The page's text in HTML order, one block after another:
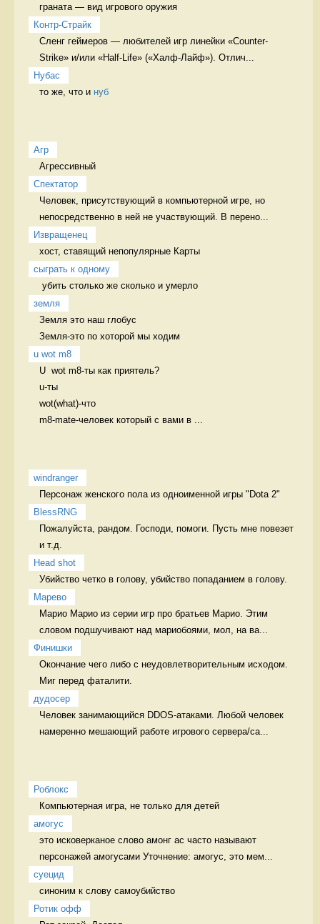
граната — вид игрового оружия
Контр-Страйк
Сленг геймеров — любителей игр линейки «Counter-
Strike» и/или «Half-Life» («Халф-Лайф»). Отлич...
Нубас
то же, что и нуб
Агр
Агрессивный
Спектатор
Человек, присутствующий в компьютерной игре, но
непосредственно в ней не участвующий. В перено...
Извращенец
хост, ставящий непопулярные Карты
сыграть к одному
убить столько же сколько и умерло
земля
Земля это наш глобус
Земля-это по хоторой мы ходим
u wot m8
U  wot m8-ты как приятель?
u-ты
wot(what)-что
m8-mate-человек который с вами в ...
windranger
Персонаж женского пола из одноименной игры "Dota 2"
BlessRNG
Пожалуйста, рандом. Господи, помоги. Пусть мне повезет
и т.д.
Head shot
Убийство четко в голову, убийство попаданием в голову.
Марево
Марио Марио из серии игр про братьев Марио. Этим
словом подшучивают над мариобоями, мол, на ва...
Финишки
Окончание чего либо с неудовлетворительным исходом.
Миг перед фаталити.
дудосер
Человек занимающийся DDOS-атаками. Любой человек
намеренно мешающий работе игрового сервера/са...
Роблокс
Компьютерная игра, не только для детей
амогус
это исковерканое слово амонг ас часто называют
персонажей амогусами Уточнение: амогус, это мем...
суецид
синоним к слову самоубийство
Ротик офф